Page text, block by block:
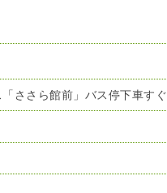
ささら館前」バス停下車すぐ